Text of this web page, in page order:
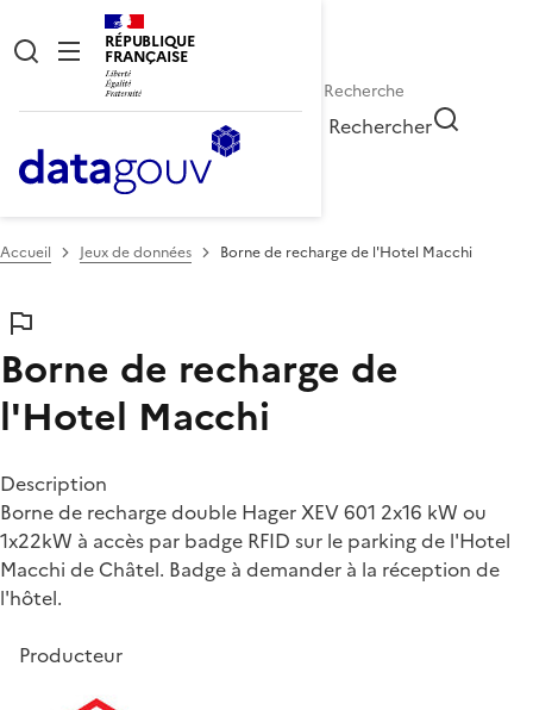
RÉPUBLIQUE
FRANÇAISE
Rechercher
Accueil Jeux de données Borne de recharge de l'Hotel Macchi
Borne de recharge de
l'Hotel Macchi
Description
Borne de recharge double Hager XEV 601 2x16 kW ou
1x22kW à accès par badge RFID sur le parking de l'Hotel
Macchi de Châtel. Badge à demander à la réception de
l'hôtel.
Producteur